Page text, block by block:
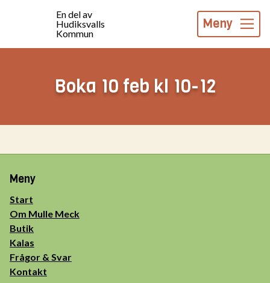
En del av
Hudiksvalls
Kommun
Meny
Boka 10 feb kl 10-12
Meny
Start
Om Mulle Meck
Butik
Kalas
Frågor & Svar
Kontakt